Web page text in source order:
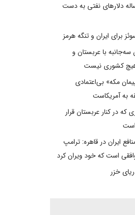
عمر ۵۰ ساله دلارهای نفتی به دست
برای ایران و تنگه هرمز
سه‌جانبه با عربستان و
هیچ کشوری نیست
مکه» بی‌اعتمادی
به آمریکاست
در کنار عربستان قرار
است
ایران در قاهره: ترامپ
است که خود ویران کرد
خزر